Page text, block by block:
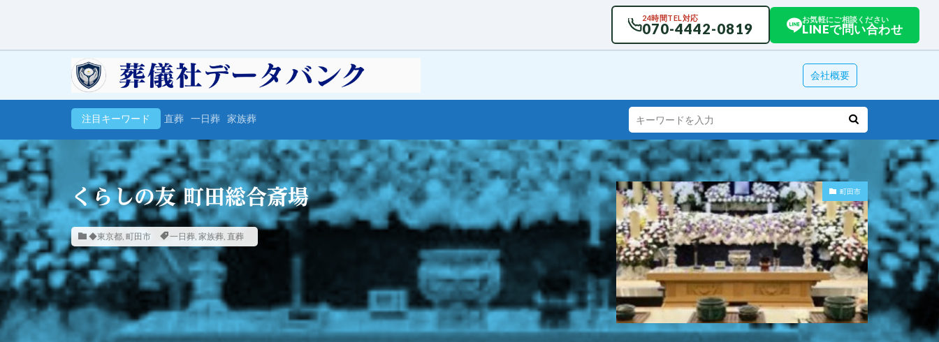
24時間TEL対応
070-4442-0819
お気軽にご相談ください
LINEで問い合わせ
会社概要
注目キーワード 直葬 一日葬 家族葬
くらしの友 町田総合斎場
◆東京都, 町田市 一日葬, 家族葬, 直葬
町田市